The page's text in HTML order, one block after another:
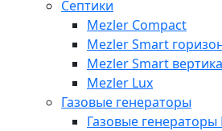
Септики
Mezler Compact
Mezler Smart
Mezler Smart
Mezler Lux
Газовые генераторы
Газовые